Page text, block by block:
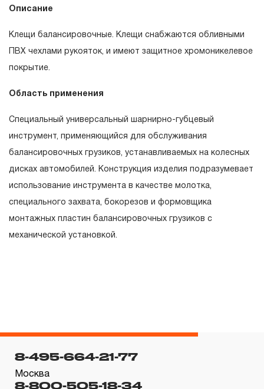
Описание
Клещи балансировочные. Клещи снабжаются обливными
ПВХ чехлами рукояток, и имеют защитное хромоникелевое
покрытие.
Область применения
Специальный универсальный шарнирно-губцевый
инструмент, применяющийся для обслуживания
балансировочных грузиков, устанавливаемых на колесных
дисках автомобилей. Конструкция изделия подразумевает
использование инструмента в качестве молотка,
специального захвата, бокорезов и формовщика
монтажных пластин балансировочных грузиков с
механической установкой.
Понятие «ПОЖИЗНЕННАЯ ГАРАНТИЯ».
1.1 Понятие «ПОЖИЗНЕННАЯ ГАРАНТИЯ» включает в
2. Понятие «ОГРАНИЧЕННАЯ ГАРАНТИЯ»
2.1 На инструмент, имеющий в своей конструкции
КИНЕМАТИЧЕСКУЮ СХЕМУ (МЕХАНИЗМ)
8-495-664-21-77
Москва
8-800-505-18-34